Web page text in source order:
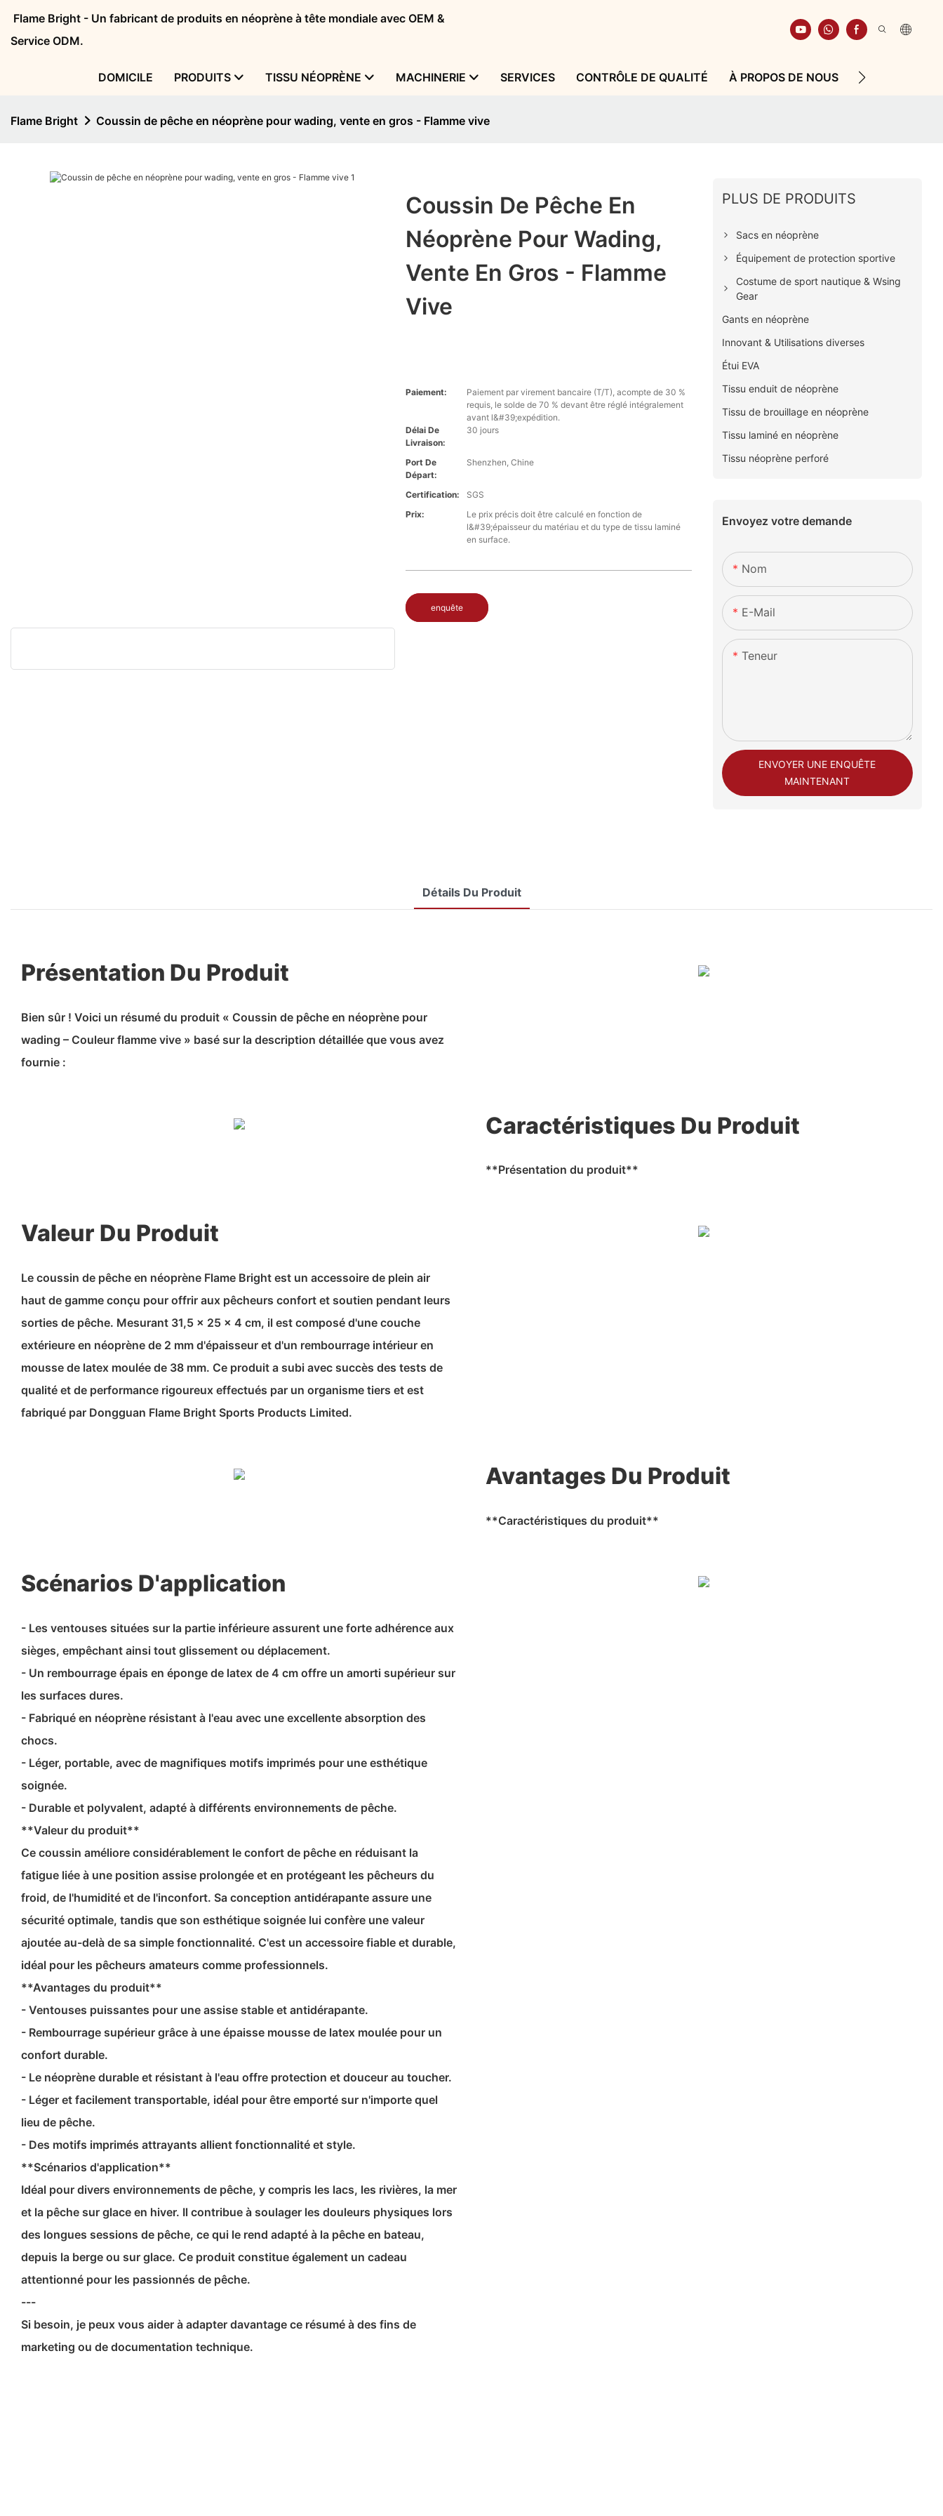
Flame Bright - Un fabricant de produits en néoprène à tête mondiale avec OEM &
Service ODM.
DOMICILE PRODUITS TISSU NÉOPRÈNE MACHINERIE SERVICES CONTRÔLE DE QUALITÉ À PROPOS DE NOUS RESSOURCE
Flame Bright Coussin de pêche en néoprène pour wading, vente en gros - Flamme vive
Coussin De Pêche En
Néoprène Pour Wading,
Vente En Gros - Flamme
Vive
Paiement:
Paiement par virement bancaire (T/T), acompte de 30 %
requis, le solde de 70 % devant être réglé intégralement
avant l&#39;expédition.
Délai De
Livraison:
30 jours
Port De
Départ:
Shenzhen, Chine
Certification:
SGS
Prix:
Le prix précis doit être calculé en fonction de
l&#39;épaisseur du matériau et du type de tissu laminé
en surface.
enquête
PLUS DE PRODUITS
Sacs en néoprène
Équipement de protection sportive
Costume de sport nautique & Wsing
Gear
Gants en néoprène
Innovant & Utilisations diverses
Étui EVA
Tissu enduit de néoprène
Tissu de brouillage en néoprène
Tissu laminé en néoprène
Tissu néoprène perforé
Envoyez votre demande
Nom
E-Mail
Teneur
ENVOYER UNE ENQUÊTE
MAINTENANT
Détails Du Produit
Présentation Du Produit
Bien sûr ! Voici un résumé du produit « Coussin de pêche en néoprène pour
wading – Couleur flamme vive » basé sur la description détaillée que vous avez
fournie :
Caractéristiques Du Produit
**Présentation du produit**
Valeur Du Produit
Le coussin de pêche en néoprène Flame Bright est un accessoire de plein air
haut de gamme conçu pour offrir aux pêcheurs confort et soutien pendant leurs
sorties de pêche. Mesurant 31,5 x 25 x 4 cm, il est composé d'une couche
extérieure en néoprène de 2 mm d'épaisseur et d'un rembourrage intérieur en
mousse de latex moulée de 38 mm. Ce produit a subi avec succès des tests de
qualité et de performance rigoureux effectués par un organisme tiers et est
fabriqué par Dongguan Flame Bright Sports Products Limited.
Avantages Du Produit
**Caractéristiques du produit**
Scénarios D'application
- Les ventouses situées sur la partie inférieure assurent une forte adhérence aux
sièges, empêchant ainsi tout glissement ou déplacement.
- Un rembourrage épais en éponge de latex de 4 cm offre un amorti supérieur sur
les surfaces dures.
- Fabriqué en néoprène résistant à l'eau avec une excellente absorption des
chocs.
- Léger, portable, avec de magnifiques motifs imprimés pour une esthétique
soignée.
- Durable et polyvalent, adapté à différents environnements de pêche.
**Valeur du produit**
Ce coussin améliore considérablement le confort de pêche en réduisant la
fatigue liée à une position assise prolongée et en protégeant les pêcheurs du
froid, de l'humidité et de l'inconfort. Sa conception antidérapante assure une
sécurité optimale, tandis que son esthétique soignée lui confère une valeur
ajoutée au-delà de sa simple fonctionnalité. C'est un accessoire fiable et durable,
idéal pour les pêcheurs amateurs comme professionnels.
**Avantages du produit**
- Ventouses puissantes pour une assise stable et antidérapante.
- Rembourrage supérieur grâce à une épaisse mousse de latex moulée pour un
confort durable.
- Le néoprène durable et résistant à l'eau offre protection et douceur au toucher.
- Léger et facilement transportable, idéal pour être emporté sur n'importe quel
lieu de pêche.
- Des motifs imprimés attrayants allient fonctionnalité et style.
**Scénarios d'application**
Idéal pour divers environnements de pêche, y compris les lacs, les rivières, la mer
et la pêche sur glace en hiver. Il contribue à soulager les douleurs physiques lors
des longues sessions de pêche, ce qui le rend adapté à la pêche en bateau,
depuis la berge ou sur glace. Ce produit constitue également un cadeau
attentionné pour les passionnés de pêche.
---
Si besoin, je peux vous aider à adapter davantage ce résumé à des fins de
marketing ou de documentation technique.